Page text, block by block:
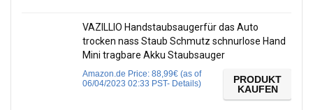
VAZILLIO Handstaubsaugerfür das Auto
trocken nass Staub Schmutz schnurlose Hand
Mini tragbare Akku Staubsauger
Amazon.de Price: 88,99€ (as of
06/04/2023 02:33 PST- Details)
PRODUKT
KAUFEN